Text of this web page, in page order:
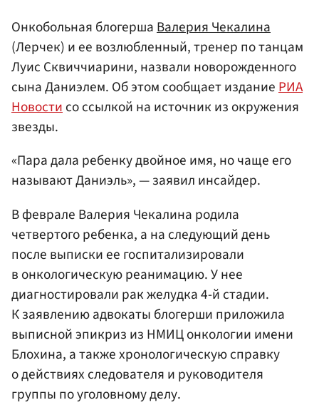
Онкобольная блогершаВалерия Чекалина
(Лерчек) и ее возлюбленный, тренер по танцам
Луис Сквиччиарини, назвали новорожденного
сына Даниэлем. Об этом сообщает изданиеРИА
Новостисо ссылкой на источник из окружения
звезды.
«Пара дала ребенку двойное имя, но чаще его
называют Даниэль», — заявил инсайдер.
В феврале Валерия Чекалина родила
четвертого ребенка, а на следующий день
после выписки ее госпитализировали
в онкологическую реанимацию. У нее
диагностировали рак желудка 4-й стадии.
К заявлению адвокаты блогерши приложила
выписной эпикриз из НМИЦ онкологии имени
Блохина, а также хронологическую справку
о действиях следователя и руководителя
группы по уголовному делу.